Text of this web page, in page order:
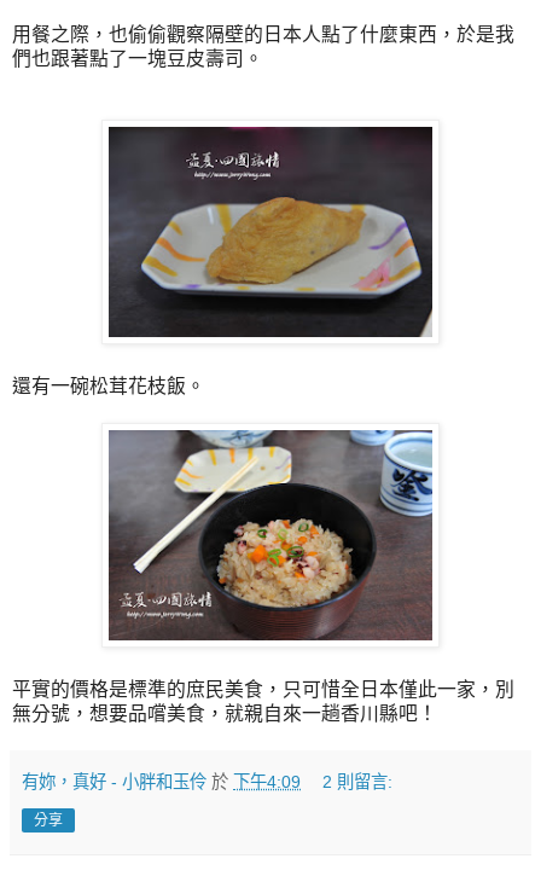
用餐之際，也偷偷觀察隔壁的日本人點了什麼東西，於是我
們也跟著點了一塊豆皮壽司。
還有一碗松茸花枝飯。
平實的價格是標準的庶民美食，只可惜全日本僅此一家，別
無分號，想要品嚐美食，就親自來一趟香川縣吧！
有妳，真好 - 小胖和玉伶 於 下午4:09 2 則留言:
分享